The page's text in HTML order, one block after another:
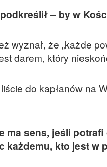
– by w
wyznał, że „każde
darem, który
do kapłanów na
ma sens, jeśli
każdemu, kto jest w